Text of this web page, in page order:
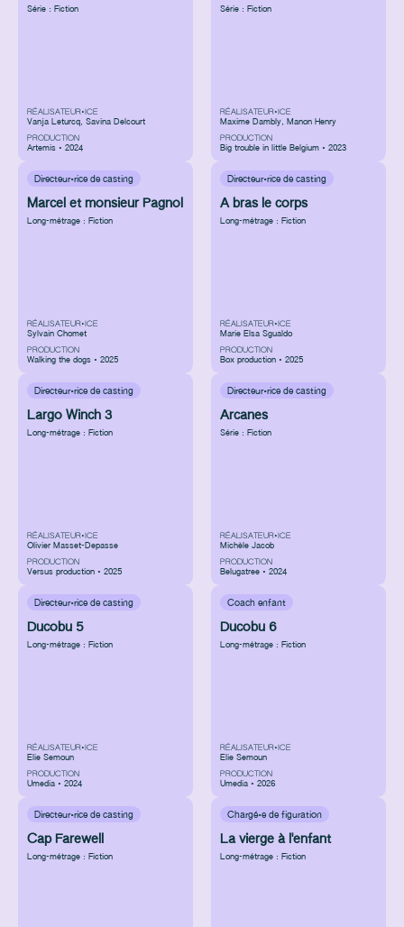
Série : Fiction
RÉALISATEUR•ICE
Vanja Leturcq, Savina Delcourt
PRODUCTION
Artemis • 2024
Série : Fiction
RÉALISATEUR•ICE
Maxime Dambly, Manon Henry
PRODUCTION
Big trouble in little Belgium • 2023
Directeur·rice de casting
Marcel et monsieur Pagnol
Long-métrage : Fiction
RÉALISATEUR•ICE
Sylvain Chomet
PRODUCTION
Walking the dogs • 2025
Directeur·rice de casting
A bras le corps
Long-métrage : Fiction
RÉALISATEUR•ICE
Marie Elsa Sgualdo
PRODUCTION
Box production • 2025
Directeur·rice de casting
Largo Winch 3
Long-métrage : Fiction
RÉALISATEUR•ICE
Olivier Masset-Depasse
PRODUCTION
Versus production • 2025
Directeur·rice de casting
Arcanes
Série : Fiction
RÉALISATEUR•ICE
Michèle Jacob
PRODUCTION
Belugatree • 2024
Directeur·rice de casting
Ducobu 5
Long-métrage : Fiction
RÉALISATEUR•ICE
Elie Semoun
PRODUCTION
Umedia • 2024
Coach enfant
Ducobu 6
Long-métrage : Fiction
RÉALISATEUR•ICE
Elie Semoun
PRODUCTION
Umedia • 2026
Directeur·rice de casting
Cap Farewell
Long-métrage : Fiction
Chargé·e de figuration
La vierge à l'enfant
Long-métrage : Fiction